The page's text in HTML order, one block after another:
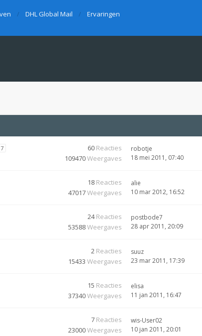
DHL Global Mail Ervaringen
7 60 Reacties
109470Weergaves
robotje
18 mei 2011, 07:40
18 Reacties
47017Weergaves
alie
10 mar 2012, 16:52
24Reacties
53588Weergaves
postbode7
28 apr 2011, 20:09
2 Reacties
15433 Weergaves
suuz
23 mar 2011, 17:39
15 Reacties
37340Weergaves
elisa
11 jan 2011, 16:47
7 Reacties
23000Weergaves
wis-User02
10 jan 2011, 20:01